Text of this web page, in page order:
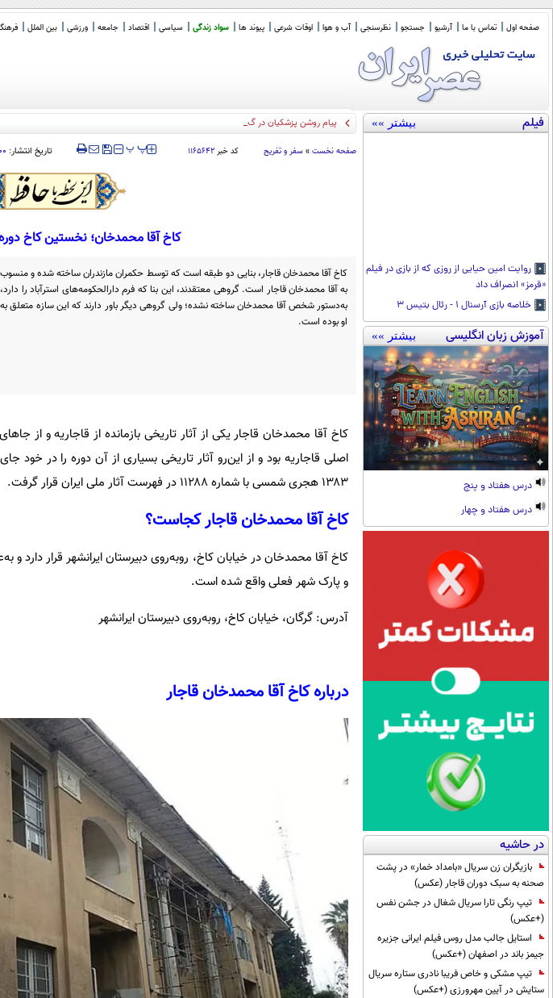
صفحه اول تماس با ما آرشیو جستجو نظرسنجی آب و هوا اوقات شرعی پیوند ها سواد زندگی سیاسی اقتصاد جامعه ورزشی بین الملل
فیلم بیشتر »»
روایت امین حیایی از روزی که از بازی در فیلم
«قرمز» انصراف داد
خلاصه بازی آرسنال ۱ - رئال بتیس ۳
آموزش زبان انگلیسی بیشتر »»
درس هفتاد و پنج
درس هفتاد و چهار
در حاشیه
بازیگران زن سریال «بامداد خمار» در پشت
صحنه به سبک دوران قاجار (عکس)
تیپ رنگی تارا سریال شغال در جشن نفس
(+عکس)
استایل جالب مدل روس فیلم ایرانی جزیره
جیمز باند در اصفهان (+عکس)
تیپ مشکی و خاص فریبا نادری ستاره سریال
ستایش در آیین مهرورزی (+عکس)
پیام روشن پزشکیان در گفت‌و‌گوی تصویری با مرد نامرئی:
صفحه نخست » سفر و تفریح کد خبر ۱۱۶۵۶۴۲ ‍‍‍ پپ تاریخ انتشار:
کاخ آقا محمدخان؛ نخستین کاخ
کاخ آقا محمدخان قاجار، بنایی دو طبقه است که توسط حکمران مازندران ساخته شده و منسوب
به آقا محمدخان قاجار است. گروهی معتقدند، این بنا که فرم دارالحکومه‌های استرآباد را دارد،
به‌دستور شخص آقا محمدخان ساخته نشده؛ ولی گروهی دیگر باور دارند که این سازه متعلق به
او بوده است.
کاخ آقا محمدخان قاجار یکی از آثار تاریخی بازمانده از قاجاریه و از
۱۳۸۳ هجری شمسی با شماره ۱۱۲۸۸ در فهرست آثار ملی ایران قرار گرفت.
کاخ آقا محمدخان قاجار کجاست؟
کاخ آقا محمدخان در خیابان کاخ، روبه‌روی دبیرستان ایرانشهر قرار دارد و
و پارک شهر فعلی واقع شده است.
آدرس: گرگان، خیابان کاخ، روبه‌روی دبیرستان ایرانشهر
درباره کاخ آقا محمدخان قاجار